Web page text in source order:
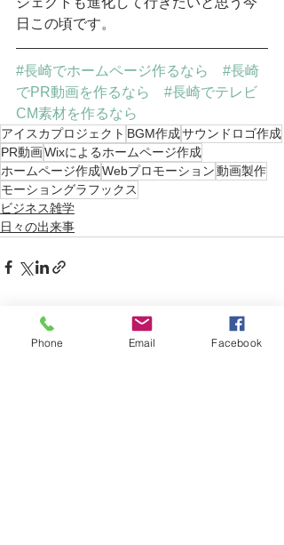
日この頃です。
#長崎でホームページ作るなら
#長崎
でPR動画を作るなら
#長崎でテレビ
CM素材を作るなら
アイスカプロジェクト BGM作成サウンドロゴ作成
PR動画Wixによるホームページ作成
ホームページ作成Webプロモーション動画製作
モーショングラフックス
ビジネス雑学
日々の出来事
最新記事 すべて表示
Phone Email Facebook